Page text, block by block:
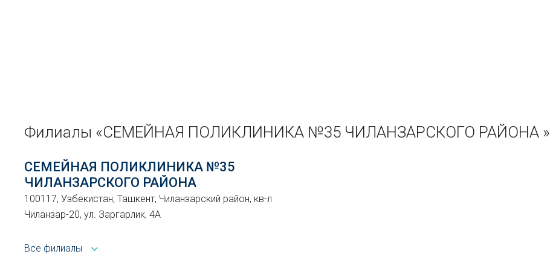
Филиалы «СЕМЕЙНАЯ ПОЛИКЛИНИКА №35 ЧИЛАНЗАРСКОГО РАЙОНА »
СЕМЕЙНАЯ ПОЛИКЛИНИКА №35
ЧИЛАНЗАРСКОГО РАЙОНА
100117, Узбекистан, Ташкент, Чиланзарский район, кв-л
Чиланзар-20, ул. Заргарлик, 4А
Все филиалы